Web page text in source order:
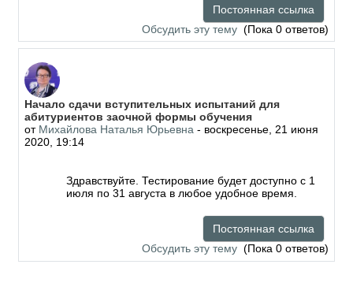
Постоянная ссылка
Обсудить эту тему (Пока 0 ответов)
Начало сдачи вступительных испытаний для
абитуриентов заочной формы обучения
от Михайлова Наталья Юрьевна - воскресенье, 21 июня
2020, 19:14
Здравствуйте. Тестирование будет доступно с 1
июля по 31 августа в любое удобное время.
Постоянная ссылка
Обсудить эту тему (Пока 0 ответов)